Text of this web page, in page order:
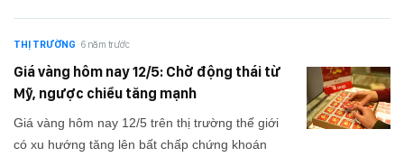
THỊ TRƯỜNG 6 năm trước
Giá vàng hôm nay 12/5: Chờ động thái từ
Mỹ, ngược chiều tăng mạnh
Giá vàng hôm nay 12/5 trên thị trường thế giới
có xu hướng tăng lên bất chấp chứng khoán